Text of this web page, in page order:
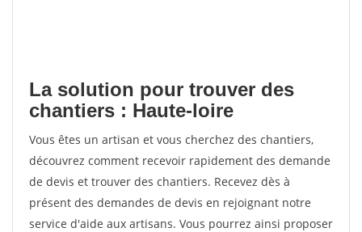
La solution pour trouver des
chantiers : Haute-loire
Vous êtes un artisan et vous cherchez des chantiers,
découvrez comment recevoir rapidement des demande
de devis et trouver des chantiers. Recevez dès à
présent des demandes de devis en rejoignant notre
service d'aide aux artisans. Vous pourrez ainsi proposer